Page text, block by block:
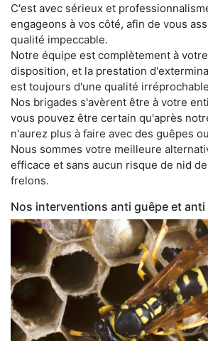
C'est avec sérieux et
engageons à vos côté, afin de vous
qualité impeccable.
Notre équipe est complètement à
disposition, et la prestation
est toujours d'une qualité
Nos brigades s'avèrent être à votre
vous pouvez être certain qu'après
n'aurez plus à faire avec des guêpes
Nous sommes votre meilleure
efficace et sans aucun risque de nid
frelons.
Nos interventions anti guêpe et anti